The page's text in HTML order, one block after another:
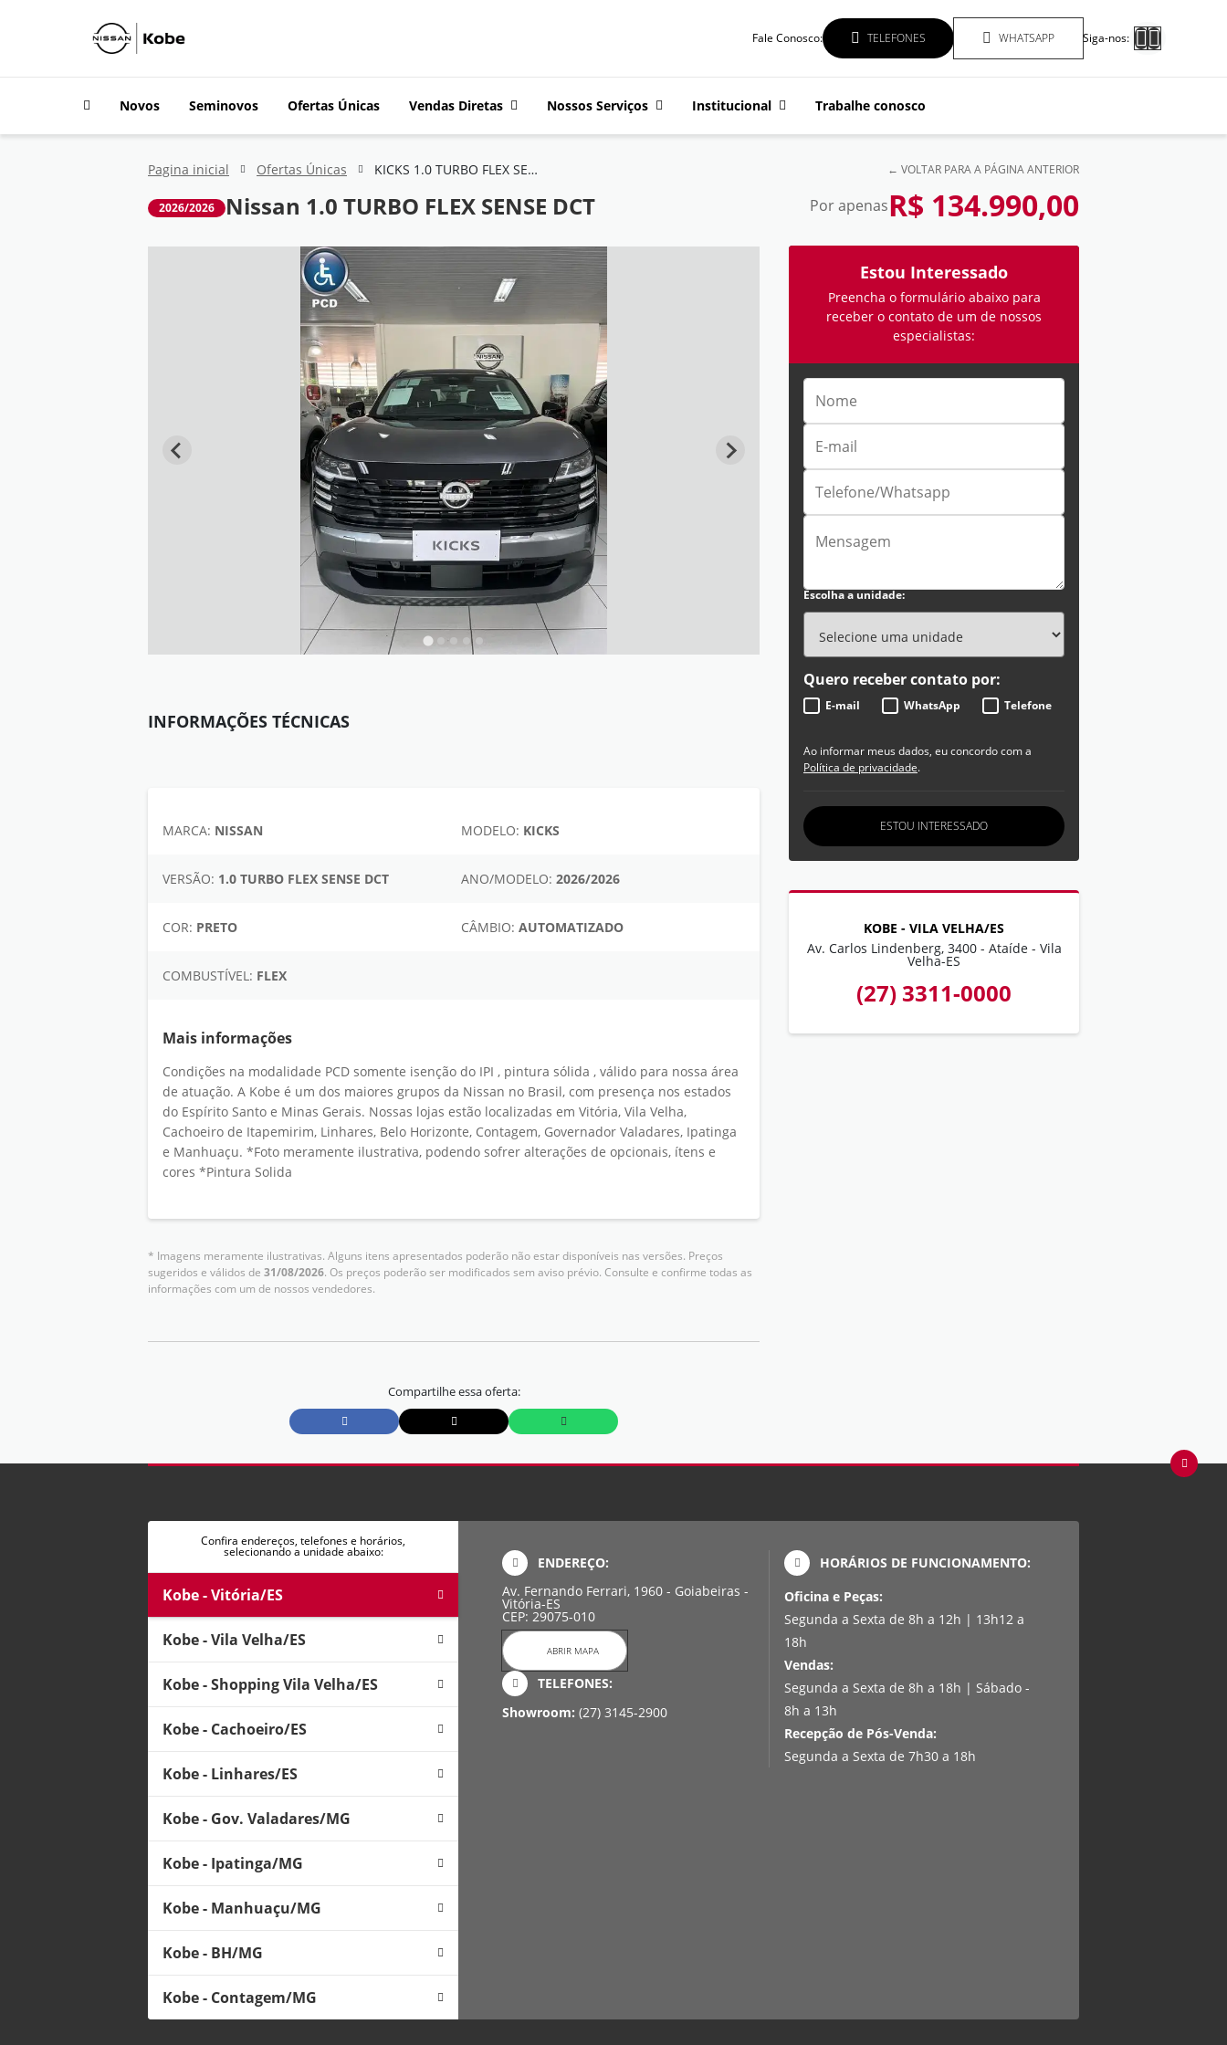
Fale Conosco: TELEFONES WHATSAPP Siga-nos:
Novos Seminovos Ofertas Únicas Vendas Diretas Nossos Serviços Institucional Trabalhe conosco
Pagina inicial Ofertas Únicas KICKS 1.0 TURBO FLEX SENSE DCT ← VOLTAR PARA A PÁGINA ANTERIOR
2026/2026 Nissan 1.0 TURBO FLEX SENSE DCT
INFORMAÇÕES TÉCNICAS
MARCA: NISSAN MODELO: KICKS
VERSÃO: 1.0 TURBO FLEX SENSE DCT ANO/MODELO: 2026/2026
COR: PRETO CÂMBIO: AUTOMATIZADO
COMBUSTÍVEL: FLEX
Mais informações
Condições na modalidade PCD somente isenção do IPI , pintura sólida , válido para nossa área
de atuação. A Kobe é um dos maiores grupos da Nissan no Brasil, com presença nos estados
do Espírito Santo e Minas Gerais. Nossas lojas estão localizadas em Vitória, Vila Velha,
Cachoeiro de Itapemirim, Linhares, Belo Horizonte, Contagem, Governador Valadares, Ipatinga
e Manhuaçu. *Foto meramente ilustrativa, podendo sofrer alterações de opcionais, ítens e
cores *Pintura Solida
* Imagens meramente ilustrativas. Alguns itens apresentados poderão não estar disponíveis nas versões. Preços
sugeridos e válidos de 31/08/2026. Os preços poderão ser modificados sem aviso prévio. Consulte e confirme todas as
informações com um de nossos vendedores.
Compartilhe essa oferta:
Por apenasR$ 134.990,00
Estou Interessado
Preencha o formulário abaixo para
receber o contato de um de nossos
especialistas:
Escolha a unidade:
Quero receber contato por:
E-mail WhatsApp Telefone
Ao informar meus dados, eu concordo com a
Política de privacidade.
ESTOU INTERESSADO
KOBE - VILA VELHA/ES
Av. Carlos Lindenberg, 3400 - Ataíde - Vila
Velha-ES
(27) 3311-0000
Confira endereços, telefones e horários,
selecionando a unidade abaixo:
Kobe - Vitória/ES
Kobe - Vila Velha/ES
Kobe - Shopping Vila Velha/ES
Kobe - Cachoeiro/ES
Kobe - Linhares/ES
Kobe - Gov. Valadares/MG
Kobe - Ipatinga/MG
Kobe - Manhuaçu/MG
Kobe - BH/MG
Kobe - Contagem/MG
ENDEREÇO:
Av. Fernando Ferrari, 1960 - Goiabeiras -
Vitória-ES
CEP: 29075-010
ABRIR MAPA
TELEFONES:
Showroom: (27) 3145-2900
HORÁRIOS DE FUNCIONAMENTO:
Oficina e Peças:
Segunda a Sexta de 8h a 12h | 13h12 a
18h
Vendas:
Segunda a Sexta de 8h a 18h | Sábado -
8h a 13h
Recepção de Pós-Venda:
Segunda a Sexta de 7h30 a 18h